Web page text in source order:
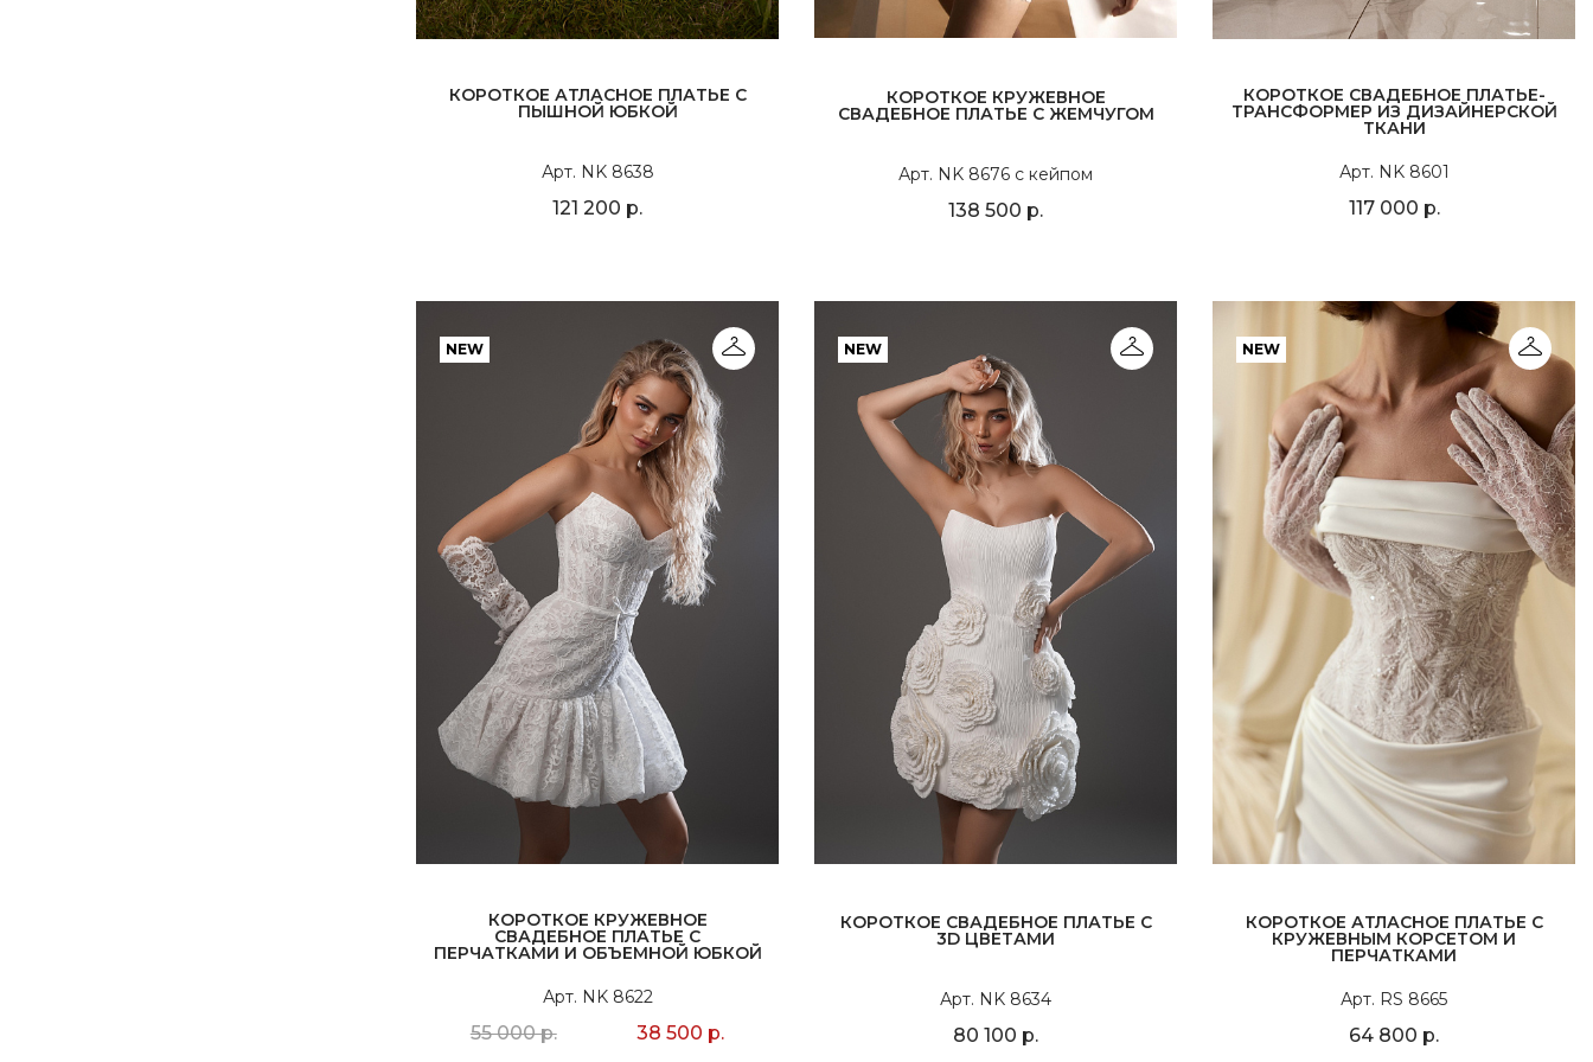
КОРОТКОЕ АТЛАСНОЕ ПЛАТЬЕ С
ПЫШНОЙ ЮБКОЙ
Арт. NK 8638
121 200 р.
КОРОТКОЕ КРУЖЕВНОЕ
СВАДЕБНОЕ ПЛАТЬЕ С ЖЕМЧУГОМ
Арт. NK 8676 с кейпом
138 500 р.
КОРОТКОЕ СВАДЕБНОЕ ПЛАТЬЕ-
ТРАНСФОРМЕР ИЗ ДИЗАЙНЕРСКОЙ
ТКАНИ
Арт. NK 8601
117 000 р.
NEW
КОРОТКОЕ КРУЖЕВНОЕ
СВАДЕБНОЕ ПЛАТЬЕ С
ПЕРЧАТКАМИ И ОБЪЕМНОЙ ЮБКОЙ
Арт. NK 8622
55 000 р. 38 500 р.
NEW
КОРОТКОЕ СВАДЕБНОЕ ПЛАТЬЕ С
3D ЦВЕТАМИ
Арт. NK 8634
80 100 р.
NEW
КОРОТКОЕ АТЛАСНОЕ ПЛАТЬЕ С
КРУЖЕВНЫМ КОРСЕТОМ И
ПЕРЧАТКАМИ
Арт. RS 8665
64 800 р.